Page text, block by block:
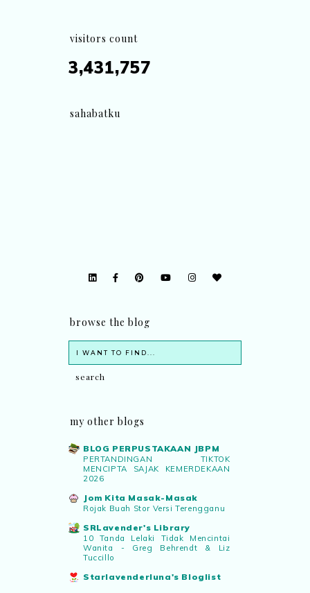
visitors count
3,431,757
sahabatku
browse the blog
my other blogs
BLOG PERPUSTAKAAN JBPM
PERTANDINGAN TIKTOK
MENCIPTA SAJAK KEMERDEKAAN
2026
Jom Kita Masak-Masak
Rojak Buah Stor Versi Terengganu
SRLavender's Library
10 Tanda Lelaki Tidak Mencintai
Wanita - Greg Behrendt & Liz
Tuccillo
Starlavenderluna's Bloglist